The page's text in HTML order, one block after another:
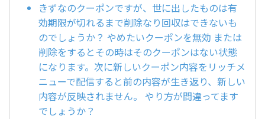
きずなのクーポンですが、世に出したものは有
効期限が切れるまで削除なり回収はできないも
のでしょうか？ やめたいクーポンを無効 または
削除をするとその時はそのクーポンはない状態
になります。次に新しいクーポン内容をリッチメ
ニューで配信すると前の内容が生き返り、新しい
内容が反映されません。 やり方が間違ってます
でしょうか？